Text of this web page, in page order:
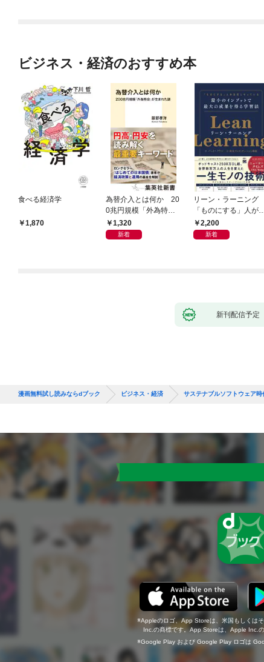
ビジネス・経済のおすすめ本
食べる経済学
1,870
為替介入とは何か 20
0兆円規模「外為特
会」が生まれた謎
1,320
新着
リーン・ラーニング
「ものにする」人が自
然とやっている 最小の
インプットで最大の成
2,200
新着
新刊配信予定
漫画無料試し読みならdブック ビジネス・経済 サステナブルソフトウェア
Appleのロゴ、App Storeは、米国もしくは
Inc.の商標です。App Storeは、Apple Inc.の
Google Play および Google Play ロゴは